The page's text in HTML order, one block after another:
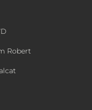
Robert